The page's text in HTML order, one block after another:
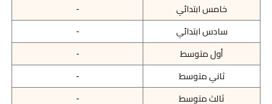
خامس ابتدائي
-
سادس ابتدائي
-
أول متوسط
-
ثاني متوسط
-
ثالث متوسط
-